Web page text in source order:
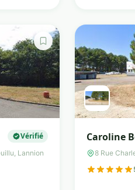
Vérifié
Lannion
Caroline
8 Rue